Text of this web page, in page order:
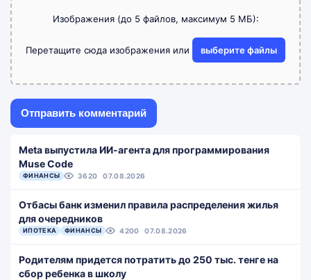
Изображения (до 5 файлов, максимум 5 МБ):
Перетащите сюда изображения или выберите файлы
Meta выпустила ИИ-агента для программирования
Muse Code
ФИНАНСЫ 3620 07.08.2026
Отбасы банк изменил правила распределения жилья
для очередников
ИПОТЕКА ФИНАНСЫ 4200 07.08.2026
Родителям придется потратить до 250 тыс. тенге на
сбор ребенка в школу